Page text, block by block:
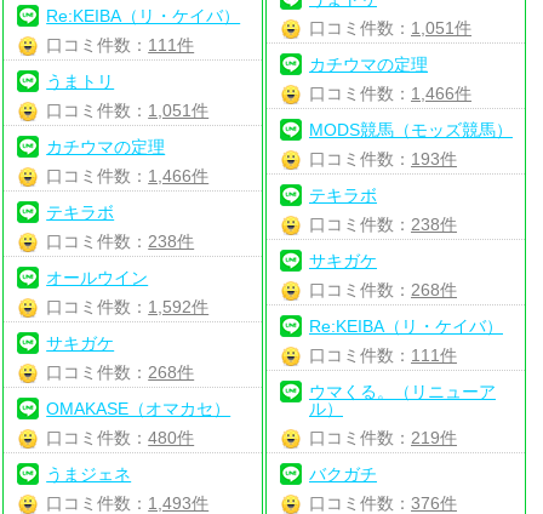
Re:KEIBA（リ・ケイバ）
口コミ件数： 111件
うまトリ
口コミ件数： 1,051件
カチウマの定理
口コミ件数： 1,466件
テキラボ
口コミ件数： 238件
オールウイン
口コミ件数： 1,592件
サキガケ
口コミ件数： 268件
OMAKASE（オマカセ）
口コミ件数：480件
うまジェネ
口コミ件数： 1,493件
口コミ件数： 1,051件
カチウマの定理
口コミ件数： 1,466件
MODS競馬（モッズ競馬）
口コミ件数： 193件
テキラボ
口コミ件数： 238件
サキガケ
口コミ件数： 268件
Re:KEIBA（リ・ケイバ）
口コミ件数： 111件
ウマくる。（リニューア
ル）
口コミ件数： 219件
バクガチ
口コミ件数： 376件